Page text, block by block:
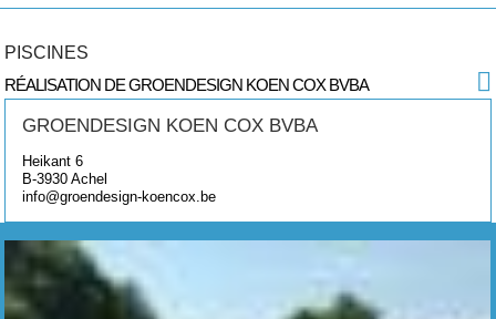
PISCINES
RÉALISATION DE GROENDESIGN KOEN COX BVBA
GROENDESIGN KOEN COX BVBA
Heikant 6
B-3930 Achel
info@groendesign-koencox.be